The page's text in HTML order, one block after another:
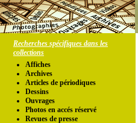
Recherches spécifiques dans les
collections
Affiches
Archives
Articles de périodiques
Dessins
Ouvrages
Photos en accés réservé
Revues de presse